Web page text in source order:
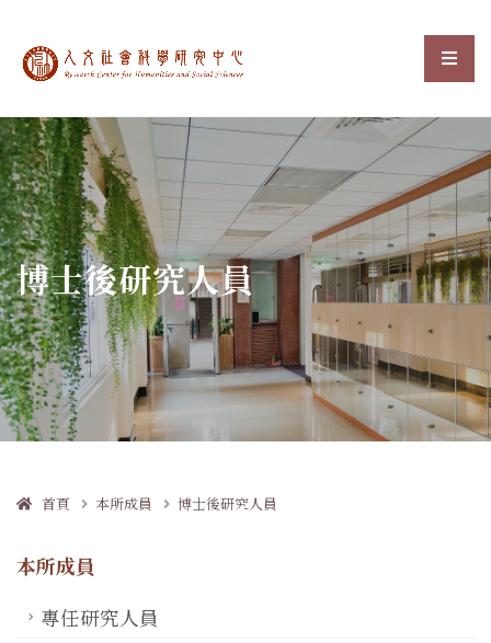
中央研究院人文社會科選
:::
博士後研究人員
首頁 本所成員 博士後研究人員
本所成員
專任研究人員